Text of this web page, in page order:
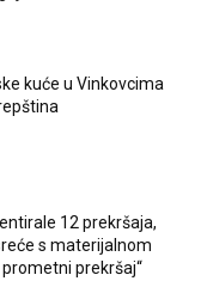
kuće u Vinkovcima
12 prekršaja,
s materijalnom
prekršaj“